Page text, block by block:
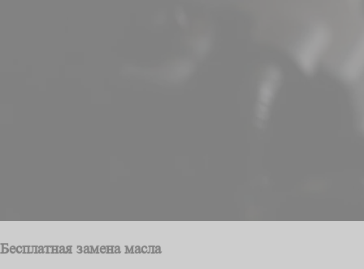
Бесплатная замена масла